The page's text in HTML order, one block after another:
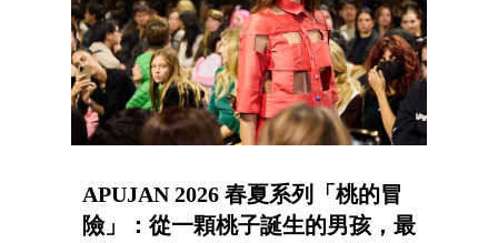
APUJAN 2026 春夏系列「桃的冒
險」：從一顆桃子誕生的男孩，最